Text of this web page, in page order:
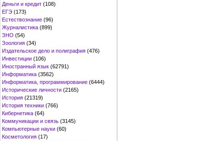
Деньги и кредит (108)
ЕГЭ (173)
Естествознание (96)
Журналистика (899)
ЗНО (54)
Зоология (34)
Издательское дело и полиграфия (476)
Инвестиции (106)
Иностранный язык (62791)
Информатика (3562)
Информатика, программирование (6444)
Исторические личности (2165)
История (21319)
История техники (766)
Кибернетика (64)
Коммуникации и связь (3145)
Компьютерные науки (60)
Косметология (17)